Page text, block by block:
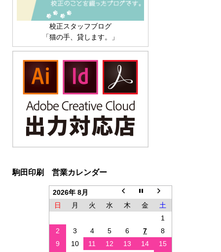
校正スタッフブログ
「猫の手、貸します。」
駒田印刷 営業カレンダー
2026年 8月
日
月 火 水 木 金
土
1
2
3 4 5 6 7
8
9
10 11 12 13 14
15